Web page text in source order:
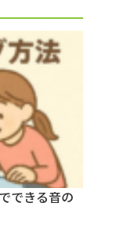
できる音の